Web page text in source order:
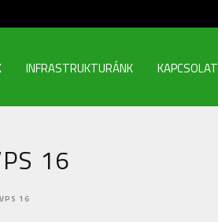
INFRASTRUKTURÁNK KAPCSOLAT
16
16